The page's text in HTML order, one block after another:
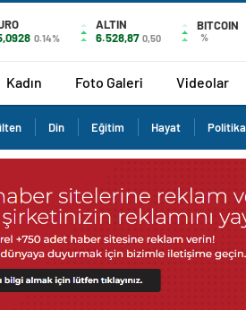
0.14%
ALTIN
6.528,87 0,50
BITCOIN
%
Kadın Foto Galeri Videolar
Din Eğitim Hayat Politika